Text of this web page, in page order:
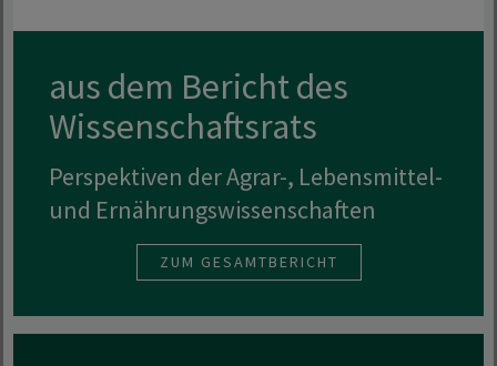
aus dem Bericht des
Wissenschaftsrats
Perspektiven der Agrar-, Lebensmittel-
und Ernährungswissenschaften
ZUM GESAMTBERICHT